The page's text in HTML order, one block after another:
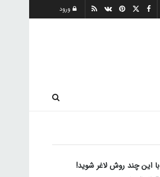
ورود
با این چند روش لاغر شوید!